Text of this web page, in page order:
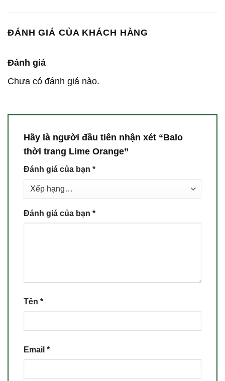
ĐÁNH GIÁ CỦA KHÁCH HÀNG
Đánh giá
Chưa có đánh giá nào.
Hãy là người đầu tiên nhận xét “Balo
thời trang Lime Orange”
Đánh giá của bạn *
Đánh giá của bạn *
Tên *
Email *